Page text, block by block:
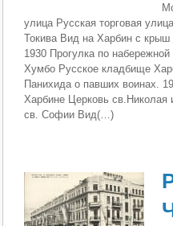
улица Русская торговая
Токива Вид на Харбин с
1930 Прогулка по
Хумбо Русское кладбище
Панихида о павших воинах.
Харбине Церковь
св. Софии Вид(…)